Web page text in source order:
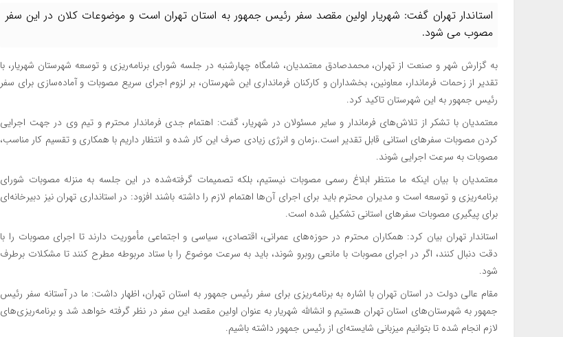
استاندار تهران گفت: شهریار اولین مقصد سفر رئیس جمهور به استان تهران است و موضوعات کلان در این سفر
مصوب می شود.
به گزارش شهر و صنعت از تهران، محمدصادق معتمدیان، شامگاه چهارشنبه در جلسه شورای برنامه‌ریزی و توسعه شهرستان شهریار، با
تقدیر از زحمات فرماندار، معاونین، بخشداران و کارکنان فرمانداری این شهرستان، بر لزوم اجرای سریع مصوبات و آماده‌سازی برای سفر
رئیس جمهور به این شهرستان تاکید کرد.
معتمدیان با تشکر از تلاش‌های فرماندار و سایر مسئولان در شهریار، گفت: اهتمام جدی فرماندار محترم و تیم وی در جهت اجرایی
کردن مصوبات سفرهای استانی قابل تقدیر است.،زمان و انرژی زیادی صرف این کار شده و انتظار داریم با همکاری و تقسیم کار مناسب،
مصوبات به سرعت اجرایی شوند.
معتمدیان با بیان اینکه ما منتظر ابلاغ رسمی مصوبات نیستیم، بلکه تصمیمات گرفته‌شده در این جلسه به منزله مصوبات شورای
برنامه‌ریزی و توسعه است و مدیران محترم باید برای اجرای آن‌ها اهتمام لازم را داشته باشند افزود: در استانداری تهران نیز دبیرخانه‌ای
برای پیگیری مصوبات سفرهای استانی تشکیل شده است.
استاندار تهران بیان کرد: همکاران محترم در حوزه‌های عمرانی، اقتصادی، سیاسی و اجتماعی مأموریت دارند تا اجرای مصوبات را با
دقت دنبال کنند، اگر در اجرای مصوبات با مانعی روبرو شوند، باید به سرعت موضوع را با ستاد مربوطه مطرح کنند تا مشکلات برطرف
شود.
مقام عالی دولت در استان تهران با اشاره به برنامه‌ریزی برای سفر رئیس جمهور به استان تهران، اظهار داشت: ما در آستانه سفر رئیس
جمهور به شهرستان‌های استان تهران هستیم و انشالله شهریار به عنوان اولین مقصد این سفر در نظر گرفته خواهد شد و برنامه‌ریزی‌های
لازم انجام شده تا بتوانیم میزبانی شایسته‌ای از رئیس جمهور داشته باشیم.